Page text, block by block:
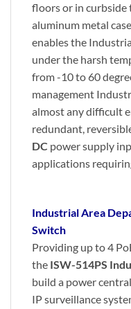
floors or in curbside
aluminum metal
enables the
under the harsh
from -10 to 60
management
almost any difficult
redundant,
DC power supply
applications
Industrial Area
Switch
Providing up to 4
the ISW-514PS
build a power
IP surveillance